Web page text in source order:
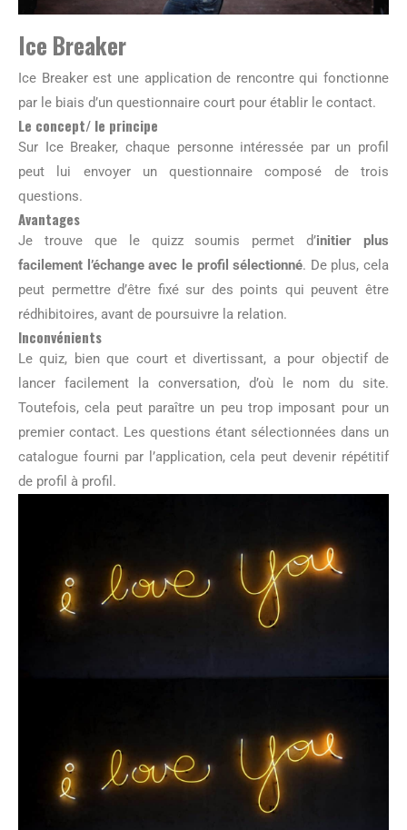
Ice Breaker
Ice Breaker est une application de rencontre qui fonctionne
par le biais d’un questionnaire court pour établir le contact.
Le concept/ le principe
Sur Ice Breaker, chaque personne intéressée par un profil
peut lui envoyer un questionnaire composé de trois
questions.
Avantages
Je trouve que le quizz soumis permet d’initier plus
facilement l’échange avec le profil sélectionné. De plus, cela
peut permettre d’être fixé sur des points qui peuvent être
rédhibitoires, avant de poursuivre la relation.
Inconvénients
Le quiz, bien que court et divertissant, a pour objectif de
lancer facilement la conversation, d’où le nom du site.
Toutefois, cela peut paraître un peu trop imposant pour un
premier contact. Les questions étant sélectionnées dans un
catalogue fourni par l’application, cela peut devenir répétitif
de profil à profil.